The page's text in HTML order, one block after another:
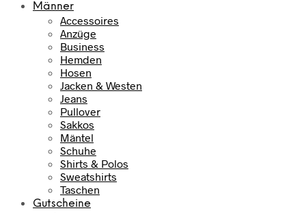
Männer
Accessoires
Anzüge
Business
Hemden
Hosen
Jacken & Westen
Jeans
Pullover
Sakkos
Mäntel
Schuhe
Shirts & Polos
Sweatshirts
Taschen
Gutscheine